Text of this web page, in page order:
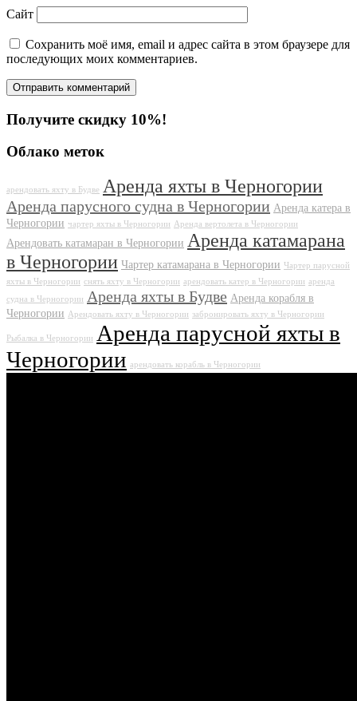
Сайт
Сохранить моё имя, email и адрес сайта в этом браузере для
последующих моих комментариев.
Получите скидку 10%!
Облако меток
арендовать яхту в Будве Аренда яхты в Черногории
Аренда парусного судна в Черногории Аренда катера в
Черногории чартер яхты в Черногории Аренда вертолета в Черногории
Арендовать катамаран в Черногории Аренда катамарана
в Черногории Чартер катамарана в Черногории Чартер парусной
яхты в Черногории снять яхту в Черногории арендовать катер в Черногории аренда
судна в Черногории
Аренда яхты в Будве Аренда корабля в
Черногории Арендовать яхту в Черногории забронировать яхту в Черногории
Рыбалка в Черногории
Аренда парусной яхты в
Черногории арендовать корабль в Черногории